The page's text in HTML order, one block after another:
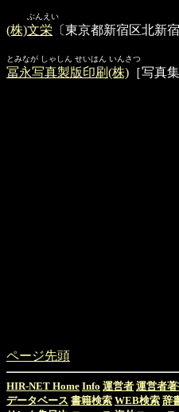
ぶんえい
(株)文栄 〔東京都新宿区北新宿
とみなが しゃしん せいはん いんさつ
冨永写真製版印刷(株) ［写真
ページ先頭
HIR-NET Home Info 運営者 運営者
データベース 書籍検索 WEB検索 辞